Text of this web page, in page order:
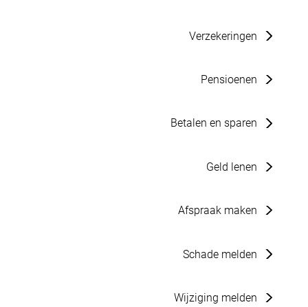
Verzekeringen
Pensioenen
Betalen en sparen
Geld lenen
Afspraak maken
Schade melden
Wijziging melden